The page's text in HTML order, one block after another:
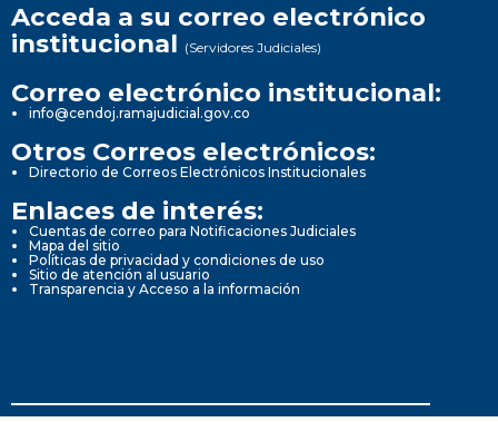
Acceda a su correo electrónico
institucional (Servidores Judiciales)
Correo electrónico institucional:
info@cendoj.ramajudicial.gov.co
Otros Correos electrónicos:
Directorio de Correos Electrónicos Institucionales
Enlaces de interés:
Cuentas de correo para Notificaciones Judiciales
Mapa del sitio
Políticas de privacidad y condiciones de uso
Sitio de atención al usuario
Transparencia y Acceso a la información